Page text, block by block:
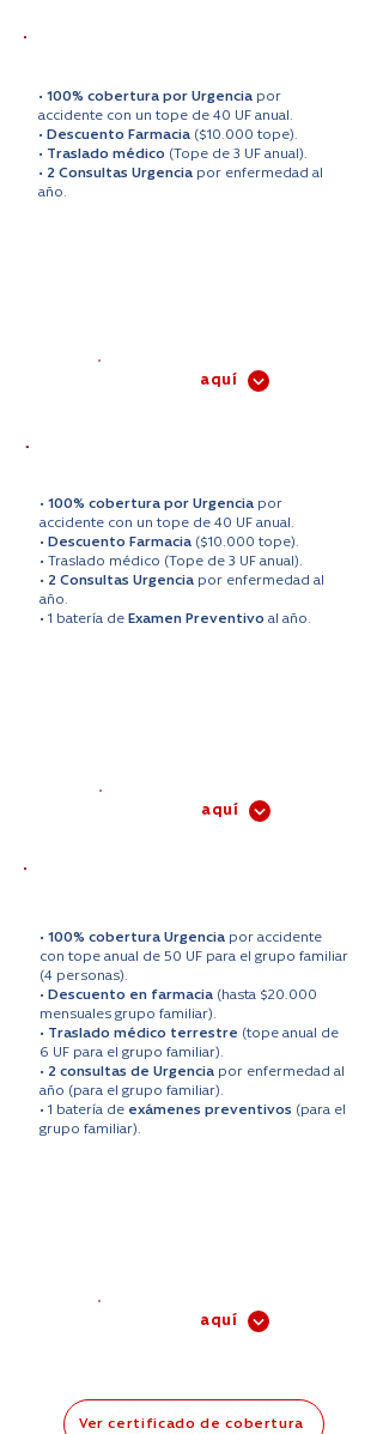
• 100% cobertura por Urgencia por
accidente con un tope de 40 UF anual.
• Descuento Farmacia ($10.000 tope).
• Traslado médico (Tope de 3 UF anual).
• 2 Consultas Urgencia por enfermedad al
año.
aquí
• 100% cobertura por Urgencia por
accidente con un tope de 40 UF anual.
• Descuento Farmacia ($10.000 tope).
• Traslado médico (Tope de 3 UF anual).
• 2 Consultas Urgencia por enfermedad al
año.
• 1 batería de Examen Preventivo al año.
aquí
• 100% cobertura Urgencia por accidente
con tope anual de 50 UF para el grupo familiar
(4 personas).
• Descuento en farmacia (hasta $20.000
mensuales grupo familiar).
• Traslado médico terrestre (tope anual de
6 UF para el grupo familiar).
• 2 consultas de Urgencia por enfermedad al
año (para el grupo familiar).
• 1 batería de exámenes preventivos (para el
grupo familiar).
aquí
Ver certificado de cobertura